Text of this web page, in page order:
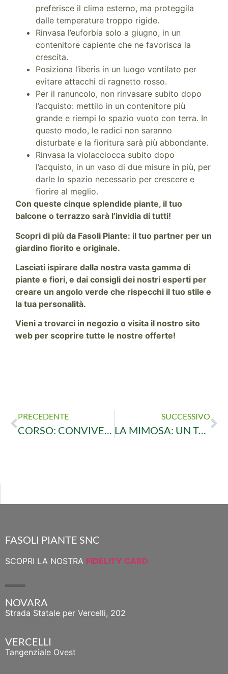
preferisce il clima esterno, ma proteggila
dalle temperature troppo rigide.
Rinvasa l’euforbia solo a giugno, in un
contenitore capiente che ne favorisca la
crescita.
Posiziona l’iberis in un luogo ventilato per
evitare attacchi di ragnetto rosso.
Per il ranuncolo, non rinvasare subito dopo
l’acquisto: mettilo in un contenitore più
grande e riempi lo spazio vuoto con terra. In
questo modo, le radici non saranno
disturbate e la fioritura sarà più abbondante.
Rinvasa la violacciocca subito dopo
l’acquisto, in un vaso di due misure in più, per
darle lo spazio necessario per crescere e
fiorire al meglio.
Con queste cinque splendide piante, il tuo
balcone o terrazzo sarà l’invidia di tutti!
Scopri di più da Fasoli Piante: il tuo partner per un
giardino fiorito e originale.
Lasciati ispirare dalla nostra vasta gamma di
piante e fiori, e dai consigli dei nostri esperti per
creare un angolo verde che rispecchi il tuo stile e
la tua personalità.
Vieni a trovarci in negozio o visita il nostro sito
web per scoprire tutte le nostre offerte!
PRECEDENTE
CORSO: CONVIVERE FELICEMENTE CON UN CONIGLIETTO NANO!
SUCCESSIVO
LA MIMOSA: UN TOCCO DI SOLE IN GIARDINO O SUL TERRAZZO
FASOLI PIANTE SNC
SCOPRI LA NOSTRA FIDELITY CARD
NOVARA
Strada Statale per Vercelli, 202
VERCELLI
Tangenziale Ovest